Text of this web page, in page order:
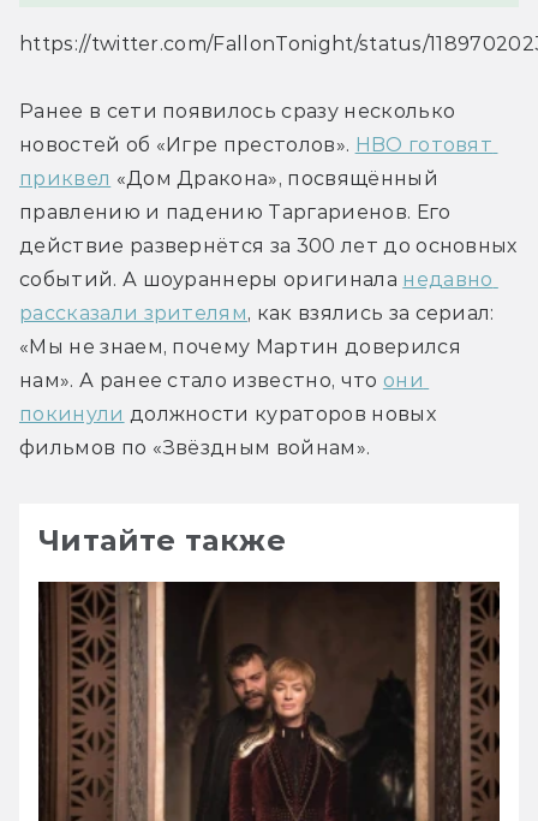
https://twitter.com/FallonTonight/status/
Ранее в сети появилось сразу несколько
новостей об «Игре престолов». HBO готовят
приквел «Дом Дракона», посвящённый
правлению и падению Таргариенов. Его
действие развернётся за 300 лет до основных
событий. А шоураннеры оригинала недавно
рассказали зрителям, как взялись за сериал:
«Мы не знаем, почему Мартин доверился
нам». А ранее стало известно, что они
покинули должности кураторов новых
фильмов по «Звёздным войнам».
Читайте также